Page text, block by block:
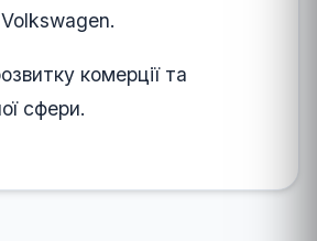
Volkswagen.
комерції та
сфери.